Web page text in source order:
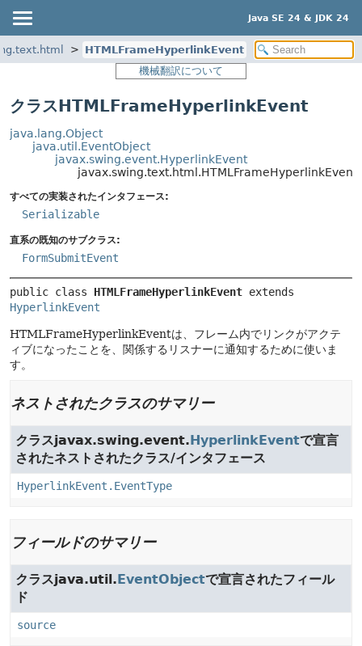
Java SE 24 & JDK 24
HTMLFrameHyperlinkEvent
機械翻訳について
クラスHTMLFrameHyperlinkEvent
java.lang.Object
java.util.EventObject
javax.swing.event.HyperlinkEvent
javax.swing.text.html.HTMLFrameHyperlinkEvent
すべての実装されたインタフェース:
Serializable
直系の既知のサブクラス:
FormSubmitEvent
public class HTMLFrameHyperlinkEvent
HyperlinkEvent
HTMLFrameHyperlinkEventは、フレーム内でリンクがアクテ
ィブになったことを、関係するリスナーに通知するために使いま
す。
ネストされたクラスのサマリー
クラスjavax.swing.event.HyperlinkEventで宣言
されたネストされたクラス/インタフェース
HyperlinkEvent.EventType
フィールドのサマリー
クラスjava.util.EventObjectで宣言されたフィール
ド
source